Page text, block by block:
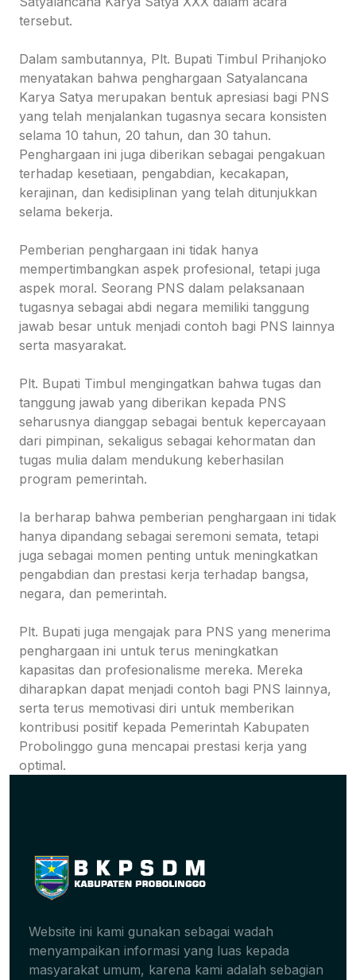
tersebut.
Dalam sambutannya, Plt. Bupati Timbul Prihanjoko
menyatakan bahwa penghargaan Satyalancana
Karya Satya merupakan bentuk apresiasi bagi PNS
yang telah menjalankan tugasnya secara konsisten
selama 10 tahun, 20 tahun, dan 30 tahun.
Penghargaan ini juga diberikan sebagai pengakuan
terhadap kesetiaan, pengabdian, kecakapan,
kerajinan, dan kedisiplinan yang telah ditunjukkan
selama bekerja.
Pemberian penghargaan ini tidak hanya
mempertimbangkan aspek profesional, tetapi juga
aspek moral. Seorang PNS dalam pelaksanaan
tugasnya sebagai abdi negara memiliki tanggung
jawab besar untuk menjadi contoh bagi PNS lainnya
serta masyarakat.
Plt. Bupati Timbul mengingatkan bahwa tugas dan
tanggung jawab yang diberikan kepada PNS
seharusnya dianggap sebagai bentuk kepercayaan
dari pimpinan, sekaligus sebagai kehormatan dan
tugas mulia dalam mendukung keberhasilan
program pemerintah.
Ia berharap bahwa pemberian penghargaan ini tidak
hanya dipandang sebagai seremoni semata, tetapi
juga sebagai momen penting untuk meningkatkan
pengabdian dan prestasi kerja terhadap bangsa,
negara, dan pemerintah.
Plt. Bupati juga mengajak para PNS yang menerima
penghargaan ini untuk terus meningkatkan
kapasitas dan profesionalisme mereka. Mereka
diharapkan dapat menjadi contoh bagi PNS lainnya,
serta terus memotivasi diri untuk memberikan
kontribusi positif kepada Pemerintah Kabupaten
Probolinggo guna mencapai prestasi kerja yang
optimal.
Website ini kami gunakan sebagai wadah
menyampaikan informasi yang luas kepada
masyarakat umum, karena kami adalah sebagian